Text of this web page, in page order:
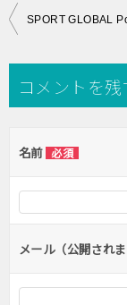
投
ビ
ー
シ
ョ
ン
コメントを残
名前 必須
メール（公開され